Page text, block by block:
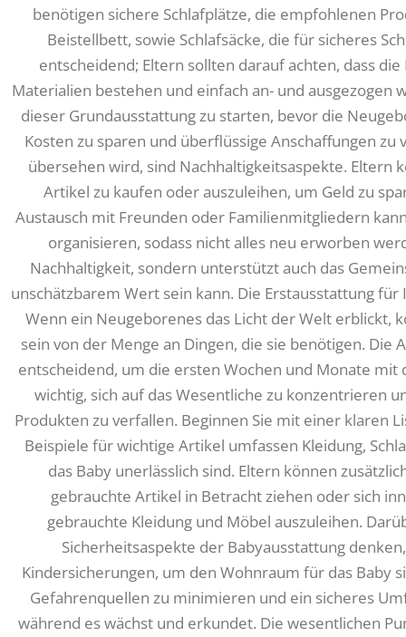
benötigen sichere Schlafplätze, die empfohlenen
Beistellbett, sowie Schlafsäcke, die für sicheres
entscheidend; Eltern sollten darauf achten, dass
Materialien bestehen und einfach an- und ausgezogen
dieser Grundausstattung zu starten, bevor die
Kosten zu sparen und überflüssige Anschaffungen
übersehen wird, sind Nachhaltigkeitsaspekte. Eltern
Artikel zu kaufen oder auszuleihen, um Geld zu
Austausch mit Freunden oder Familienmitgliedern
organisieren, sodass nicht alles neu erworben
Nachhaltigkeit, sondern unterstützt auch das
unschätzbarem Wert sein kann. Die Erstausstattung
Wenn ein Neugeborenes das Licht der Welt erblickt,
sein von der Menge an Dingen, die sie benötigen. Die
entscheidend, um die ersten Wochen und Monate mit
wichtig, sich auf das Wesentliche zu konzentrieren
Produkten zu verfallen. Beginnen Sie mit einer klaren
Beispiele für wichtige Artikel umfassen Kleidung,
das Baby unerlässlich sind. Eltern können
gebrauchte Artikel in Betracht ziehen oder sich
gebrauchte Kleidung und Möbel auszuleihen.
Sicherheitsaspekte der Babyausstattung
Kindersicherungen, um den Wohnraum für das Baby
Gefahrenquellen zu minimieren und ein sicheres
während es wächst und erkundet. Die wesentlichen